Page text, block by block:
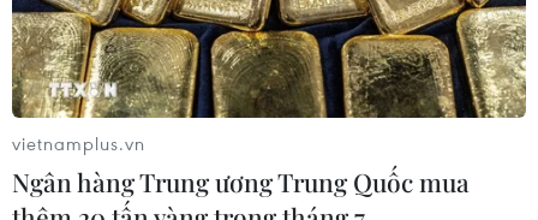
Bệnh nhân ở Hòa Bình có tiền sử đái tháo đường týp 2.
Trước khi vào viện 3 tuần, bệnh nhân có 1 vết xước ở
chân kèm theo sốt cao được chẩn đoán nhiễm trùng
huyết và có nguy cơ tử vong.
vietnamplus.vn
Ngân hàng Trung ương Trung Quốc mua